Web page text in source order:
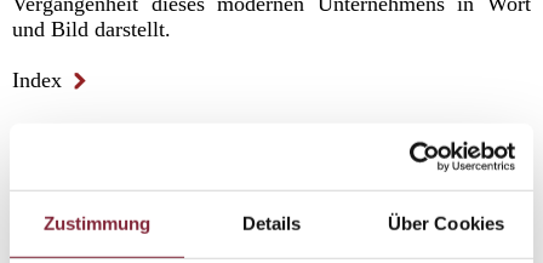
Zustimmung Details Über Cookies
und Bild darstellt.
Index